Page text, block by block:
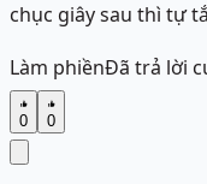
chục giây sau thì tự
Làm phiềnĐã trả lời
0 0